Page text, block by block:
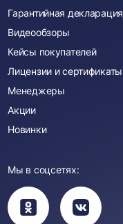
Гарантийная декларация
Видеообзоры
Кейсы покупателей
Лицензии и сертификаты
Менеджеры
Акции
Новинки
Мы в соцсетях:
Вы
перейдете
в
Вы
перейдете
в